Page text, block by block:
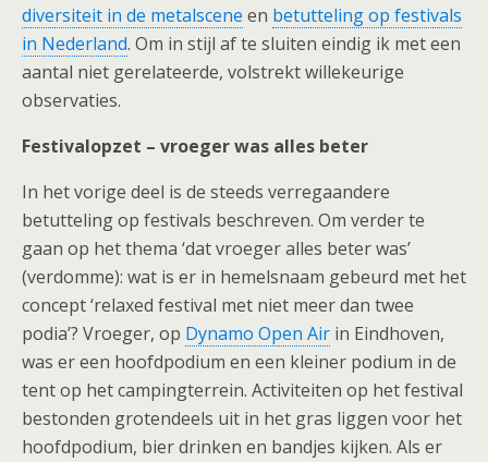
diversiteit in de metalscene en betutteling op festivals
in Nederland. Om in stijl af te sluiten eindig ik met een
aantal niet gerelateerde, volstrekt willekeurige
observaties.
Festivalopzet – vroeger was alles beter
In het vorige deel is de steeds verregaandere
betutteling op festivals beschreven. Om verder te
gaan op het thema ‘dat vroeger alles beter was’
(verdomme): wat is er in hemelsnaam gebeurd met het
concept ‘relaxed festival met niet meer dan twee
podia’? Vroeger, op Dynamo Open Air in Eindhoven,
was er een hoofdpodium en een kleiner podium in de
tent op het campingterrein. Activiteiten op het festival
bestonden grotendeels uit in het gras liggen voor het
hoofdpodium, bier drinken en bandjes kijken. Als er